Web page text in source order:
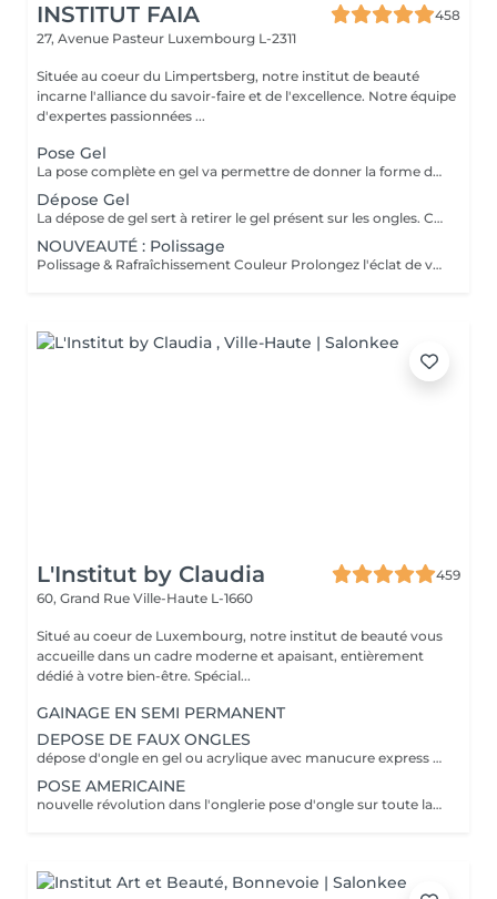
INSTITUT FAIA
458
27, Avenue Pasteur Luxembourg L-2311
Située au coeur du Limpertsberg, notre institut de beauté
incarne l'alliance du savoir-faire et de l'excellence. Notre équipe
d'expertes passionnées ...
Pose Gel
La pose complète en gel va permettre de donner la forme désirée en rallongeant (ou pas) les ongles (préalablement préparés) soit par la technique du chablon (rallongement au gel) soit par les capsules. Ensuite vient la pose du gel qui sera façonné et enfin la pose de la couleur ou de la French.
Dépose Gel
La dépose de gel sert à retirer le gel présent sur les ongles. Cette prestation comprend uniquement le ponçage du gel et le raccourcissement des ongles.
NOUVEAUTÉ : Polissage
Polissage & Rafraîchissement Couleur Prolongez l'éclat de votre pose en toute simplicité. Après une pose complète ou un remplissage, profitez de ce service rapide qui permet de rafraîchir vos ongles sans recommencer une prestation complète. Nous préparons délicatement la surface existante, lissons la repousse et appliquons la couleur de votre choix pour un effet propre et soigné. Idéal entre deux remplissages, ce rendez-vous express vous offre des ongles impeccables et la liberté de changer de teinte selon vos envies.
L'Institut by Claudia
459
60, Grand Rue Ville-Haute L-1660
Situé au coeur de Luxembourg, notre institut de beauté vous
accueille dans un cadre moderne et apaisant, entièrement
dédié à votre bien-être. Spécial...
GAINAGE EN SEMI PERMANENT
DEPOSE DE FAUX ONGLES
dépose d'ongle en gel ou acrylique avec manucure express application d'un fortifiant pour l'ongle
POSE AMERICAINE
nouvelle révolution dans l'onglerie pose d'ongle sur toute la surface de l'ongle sans abimer les vôtres